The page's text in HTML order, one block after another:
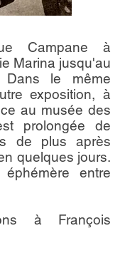
Campane à
Marina jusqu'au
Dans le même
exposition, à
au musée des
prolongée de
de plus après
quelques jours.
éphémère entre
à François